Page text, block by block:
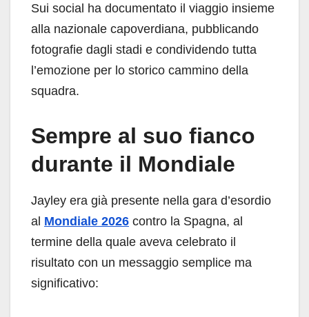
Sui social ha documentato il viaggio insieme
alla nazionale capoverdiana, pubblicando
fotografie dagli stadi e condividendo tutta
l’emozione per lo storico cammino della
squadra.
Sempre al suo fianco
durante il Mondiale
Jayley era già presente nella gara d’esordio
al Mondiale 2026 contro la Spagna, al
termine della quale aveva celebrato il
risultato con un messaggio semplice ma
significativo: